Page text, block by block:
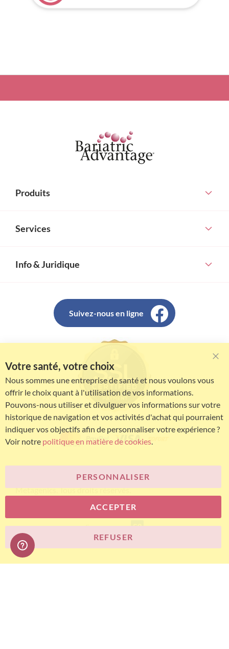
Produits
Services
Info & Juridique
Suivez-nous en ligne
© Bariatric Advantage® est une marque du groupe
Metagenics. Tous droits réservés.
E-commerce
Votre santé, votre choix
Nous sommes une entreprise de santé et nous voulons vous
offrir le choix quant à l'utilisation de vos informations.
Pouvons-nous utiliser et divulguer vos informations sur votre
historique de navigation et vos activités d'achat qui pourraient
indiquer vos objectifs afin de personnaliser votre expérience ?
Voir notre politique en matière de cookies.
ACCEPTER
PERSONNALISER
REFUSER